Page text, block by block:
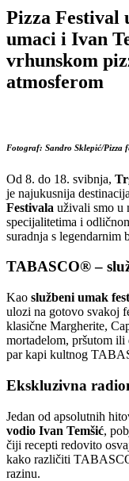
Pizza Festival
umaci i Ivan
vrhunskom
atmosferom
Fotograf: Sandro Sklepić/Pizza
Od 8. do 18. svibnja,
je najukusnija
Festivala uživali smo u
specijalitetima i
suradnja s legendarnim
TABASCO® –
Kao službeni umak
ulozi na gotovo svakoj
klasične Margherite,
mortadelom, pršutom
par kapi kultnog
Ekskluzivna
Jedan od apsolutnih
vodio Ivan Temšić,
čiji recepti redovito
kako različiti
razinu.